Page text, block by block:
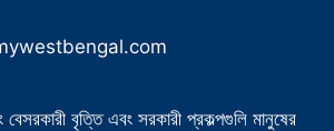
বৃত্তি এবং সরকারী প্রকল্পগুলি মানুষের